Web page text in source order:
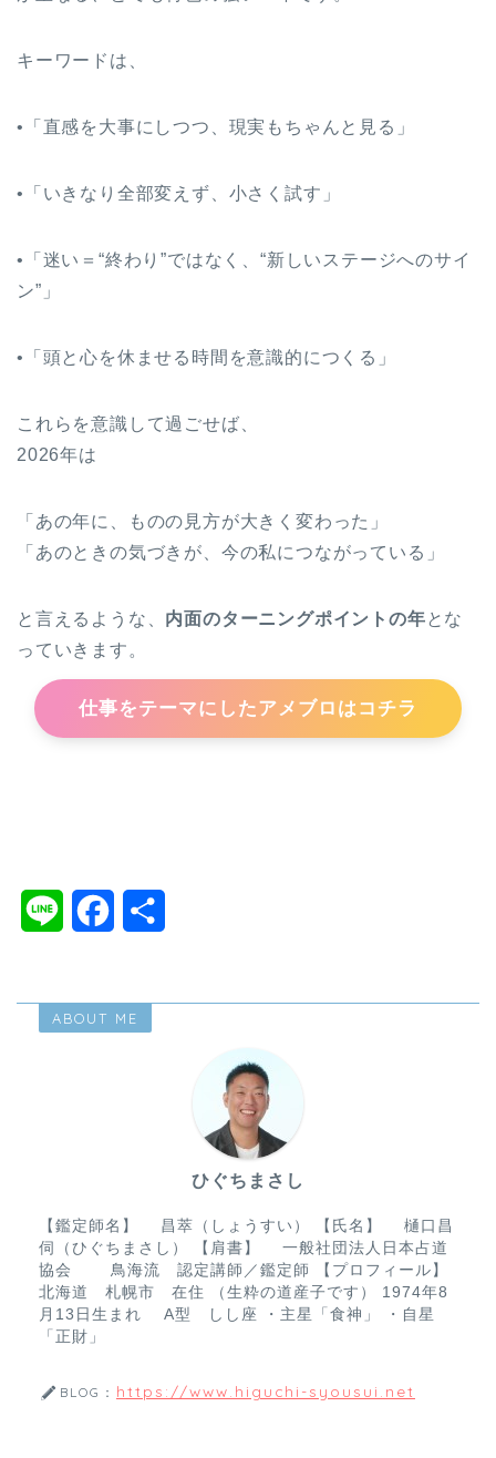
キーワードは、
•「直感を大事にしつつ、現実もちゃんと見る」
•「いきなり全部変えず、小さく試す」
•「迷い＝“終わり”ではなく、“新しいステージへのサイ
ン”」
•「頭と心を休ませる時間を意識的につくる」
これらを意識して過ごせば、
2026年は
「あの年に、ものの見方が大きく変わった」
「あのときの気づきが、今の私につながっている」
と言えるような、 内面のターニングポイントの年 とな
っていきます。
仕事をテーマにしたアメブロはコチラ
e e
ABOUT ME
ひぐちまさし
【鑑定師名】 昌萃（しょうすい） 【氏名】 樋口昌
伺（ひぐちまさし） 【肩書】 一般社団法人日本占道
協会 鳥海流 認定講師／鑑定師 【プロフィール】
北海道 札幌市 在住 （生粋の道産子です） 1974年8
月13日生まれ A型 しし座 ・主星「食神」 ・自星
「正財」
BLOG： https://www.higuchi-syousui.net